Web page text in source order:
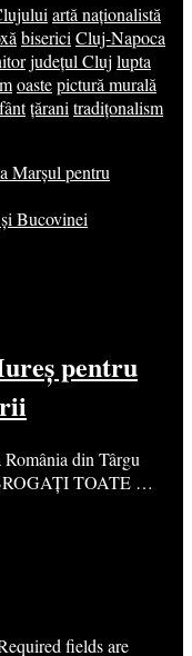
artă naționalistă
biserici Cluj-Napoca
județul Cluj lupta
oastepictură murală
țărani tradițonalism
Marșul pentru
Bucovinei
pentru
din Târgu
TOATE …
fields are